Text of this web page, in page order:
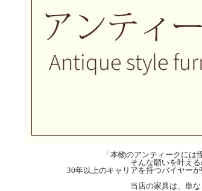
「本物のアンティークに
そんな願いを叶え
30年以上のキャリアを持つバイヤー
当店の家具は、単